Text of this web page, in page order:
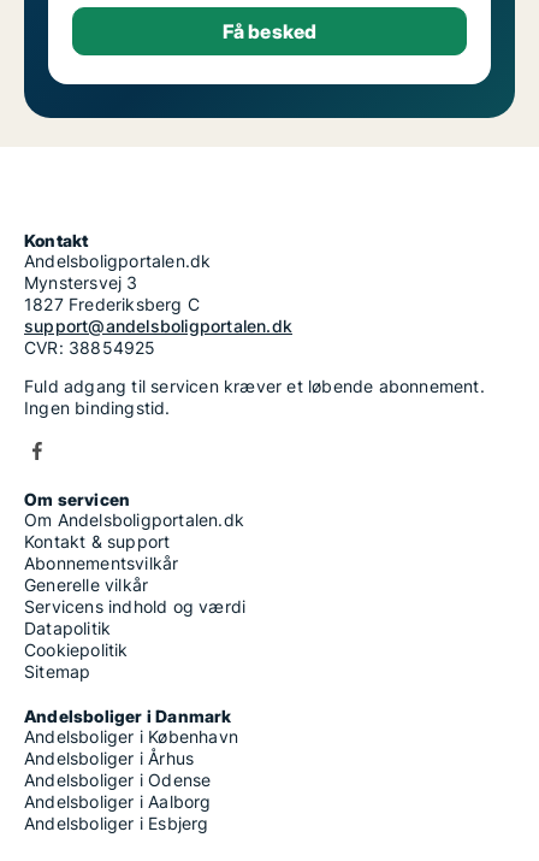
Kontakt
Andelsboligportalen.dk
Mynstersvej 3
1827 Frederiksberg C
support@andelsboligportalen.dk
CVR: 38854925
Fuld adgang til servicen kræver et løbende abonnement.
Ingen bindingstid.
Om servicen
Om Andelsboligportalen.dk
Kontakt & support
Abonnementsvilkår
Generelle vilkår
Servicens indhold og værdi
Datapolitik
Cookiepolitik
Sitemap
Andelsboliger i Danmark
Andelsboliger i København
Andelsboliger i Århus
Andelsboliger i Odense
Andelsboliger i Aalborg
Andelsboliger i Esbjerg